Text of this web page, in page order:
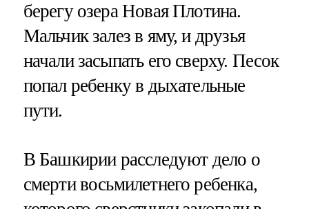
берегу озера Новая Плотина.
Мальчик залез в яму, и друзья
начали засыпать его сверху. Песок
попал ребенку в дыхательные
пути.
В Башкирии расследуют дело о
смерти восьмилетнего ребенка,